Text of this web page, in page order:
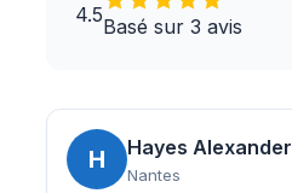
4.5Basé sur 3 avis
H Hayes Alexander
Nantes